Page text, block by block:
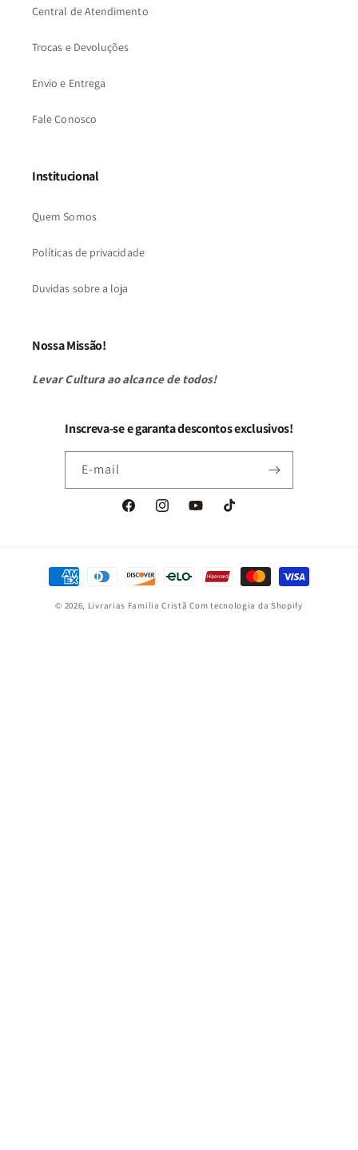
Central de Atendimento
Trocas e Devoluções
Envio e Entrega
Fale Conosco
Institucional
Quem Somos
Políticas de privacidade
Duvidas sobre a loja
Nossa Missão!
Levar Cultura ao alcance de todos!
Inscreva-se e garanta descontos exclusivos!
E-mail
FacebookInstagramYouTubeTikTok
Formas
de
pagamento
© 2026, Livrarias Familia Cristã Com tecnologia da Shopify